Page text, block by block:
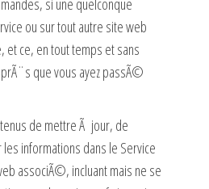
si une quelconque
ou sur tout autre site web
ce, en tout temps et sans
que vous ayez passÃ©
de mettre Ã jour, de
informations dans le Service
associÃ©, incluant mais ne se